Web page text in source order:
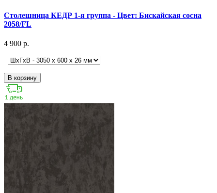
Столешница КЕДР 1-я группа - Цвет: Бискайская сосна
2058/FL
4 900 р.
В корзину